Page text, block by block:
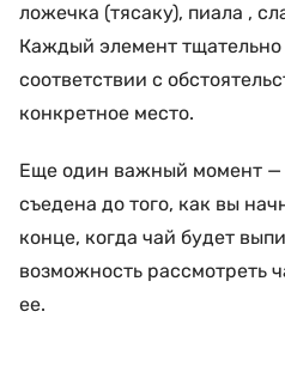
ложечка (тясаку), пиала ,
Каждый элемент тщательно
соответствии с
конкретное место.
Еще один важный момент —
съедена до того, как вы
конце, когда чай будет
возможность рассмотреть
ее.